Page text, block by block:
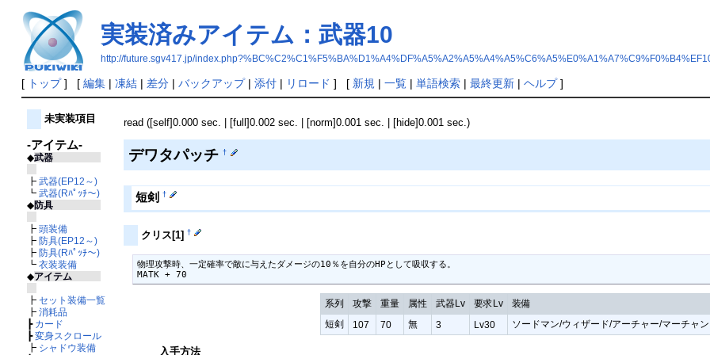
実装済みアイテム：武器10
http://future.sgv417.jp/
[ トップ] [ 編集| 凍結| 差分| バックアップ| 添付| リロード ] [ 新規 | 一覧| 単語検索| 最終更新| ヘルプ]
未実装項目
-アイテム-
◆武器
┣ 武器(EP12～)
┗ 武器(Rﾊﾟｯﾁ～)
◆防具
┣ 頭装備
┣ 防具(EP12～)
┣ 防具(Rﾊﾟｯﾁ～)
┗ 衣装装備
◆アイテム
┣ セット装備一覧
┣ 消耗品
┣ カード
┣変身スクロール
┣ シャドウ装備
read ([self]0.000 sec. | [full]0.002 sec. | [norm]0.001 sec. | [hide]0.001 sec.)
デワタパッチ†
短剣 †
クリス[1]†
物理攻撃時、一定確率で敵に与えたダメージの10％を自分のHPとして吸収する。
MATK + 70
系列 攻撃 重量 属性 武器Lv 要求Lv
装備
短剣
107 70 無 3 Lv30 ソードマン/ウィザード/アーチャー/マーチャ
入手方法